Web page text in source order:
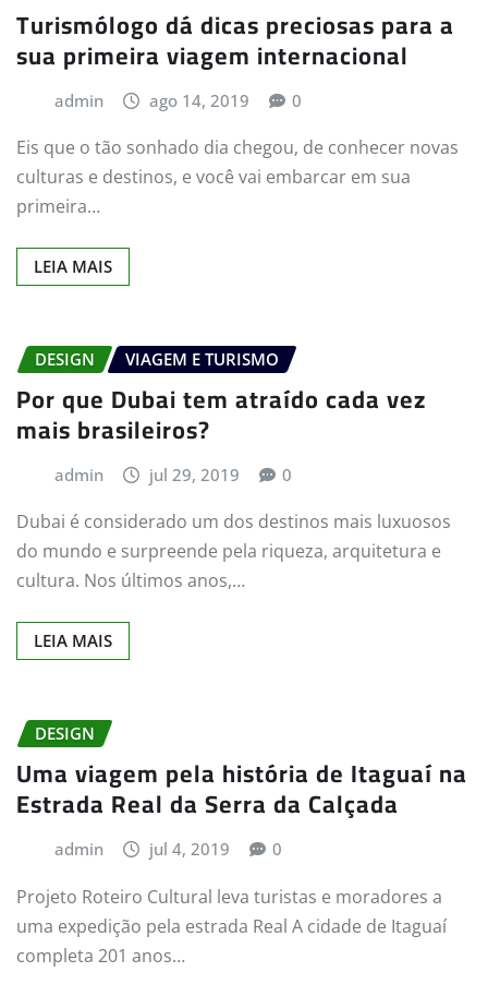
Turismólogo dá dicas preciosas para a
sua primeira viagem internacional
admin ago 14, 2019 0
Eis que o tão sonhado dia chegou, de conhecer novas
culturas e destinos, e você vai embarcar em sua
primeira…
LEIA MAIS
DESIGN VIAGEM E TURISMO
Por que Dubai tem atraído cada vez
mais brasileiros?
admin jul 29, 2019 0
Dubai é considerado um dos destinos mais luxuosos
do mundo e surpreende pela riqueza, arquitetura e
cultura. Nos últimos anos,…
LEIA MAIS
DESIGN
Uma viagem pela história de Itaguaí na
Estrada Real da Serra da Calçada
admin jul 4, 2019 0
Projeto Roteiro Cultural leva turistas e moradores a
uma expedição pela estrada Real A cidade de Itaguaí
completa 201 anos…